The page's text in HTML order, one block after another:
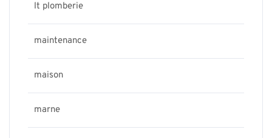
lt plomberie
maintenance
maison
marne